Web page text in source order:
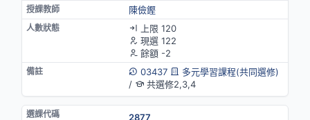
陳儉鏗
上限 120
現選 122
餘額 -2
03437
多元學習課程(共同選修)
/
共選修2,3,4
2877